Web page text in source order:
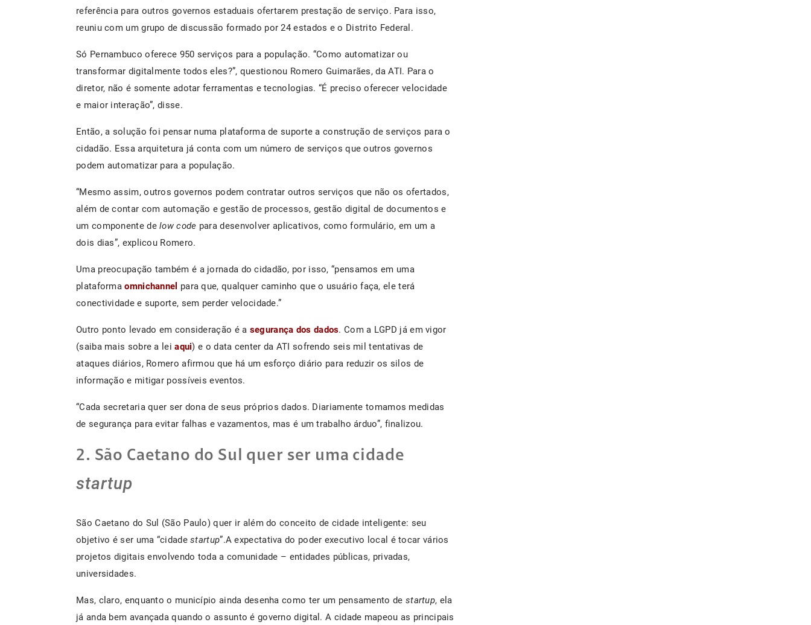
referência para outros governos estaduais ofertarem prestação de serviço. Para isso,
reuniu com um grupo de discussão formado por 24 estados e o Distrito Federal.
Só Pernambuco oferece 950 serviços para a população. “Como automatizar ou
transformar digitalmente todos eles?”, questionou Romero Guimarães, da ATI. Para o
diretor, não é somente adotar ferramentas e tecnologias. “É preciso oferecer velocidade
e maior interação”, disse.
Então, a solução foi pensar numa plataforma de suporte a construção de serviços para o
cidadão. Essa arquitetura já conta com um número de serviços que outros governos
podem automatizar para a população.
“Mesmo assim, outros governos podem contratar outros serviços que não os ofertados,
além de contar com automação e gestão de processos, gestão digital de documentos e
um componente delow code para desenvolver aplicativos, como formulário, em um a
dois dias”, explicou Romero.
Uma preocupação também é a jornada do cidadão, por isso, “pensamos em uma
plataformaomnichannel para que, qualquer caminho que o usuário faça, ele terá
conectividade e suporte, sem perder velocidade.”
Outro ponto levado em consideração é a segurança dos dados. Com a LGPD já em vigor
(saiba mais sobre a leiaqui) e o data center da ATI sofrendo seis mil tentativas de
ataques diários, Romero afirmou que há um esforço diário para reduzir os silos de
informação e mitigar possíveis eventos.
“Cada secretaria quer ser dona de seus próprios dados. Diariamente tomamos medidas
de segurança para evitar falhas e vazamentos, mas é um trabalho árduo”, finalizou.
2. São Caetano do Sul quer ser uma cidade
startup
São Caetano do Sul (São Paulo) quer ir além do conceito de cidade inteligente: seu
objetivo é ser uma “cidadestartup”.A expectativa do poder executivo local é tocar vários
projetos digitais envolvendo toda a comunidade – entidades públicas, privadas,
universidades.
Mas, claro, enquanto o município ainda desenha como ter um pensamento de startup, ela
já anda bem avançada quando o assunto é governo digital. A cidade mapeou as principais